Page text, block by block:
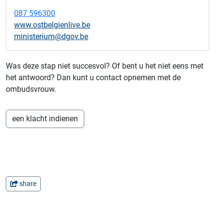
087 596300
www.ostbelgienlive.be
ministerium@dgov.be
Was deze stap niet succesvol? Of bent u het niet eens met
het antwoord? Dan kunt u contact opnemen met de
ombudsvrouw.
een klacht indienen
share